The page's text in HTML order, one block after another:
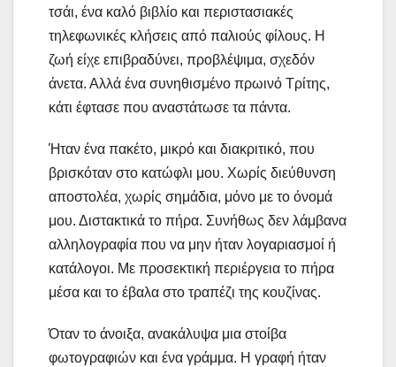
τσάι, ένα καλό βιβλίο και περιστασιακές
τηλεφωνικές κλήσεις από παλιούς φίλους. Η
ζωή είχε επιβραδύνει, προβλέψιμα, σχεδόν
άνετα. Αλλά ένα συνηθισμένο πρωινό Τρίτης,
κάτι έφτασε που αναστάτωσε τα πάντα.
Ήταν ένα πακέτο, μικρό και διακριτικό, που
βρισκόταν στο κατώφλι μου. Χωρίς διεύθυνση
αποστολέα, χωρίς σημάδια, μόνο με το όνομά
μου. Διστακτικά το πήρα. Συνήθως δεν λάμβανα
αλληλογραφία που να μην ήταν λογαριασμοί ή
κατάλογοι. Με προσεκτική περιέργεια το πήρα
μέσα και το έβαλα στο τραπέζι της κουζίνας.
Όταν το άνοιξα, ανακάλυψα μια στοίβα
φωτογραφιών και ένα γράμμα. Η γραφή ήταν